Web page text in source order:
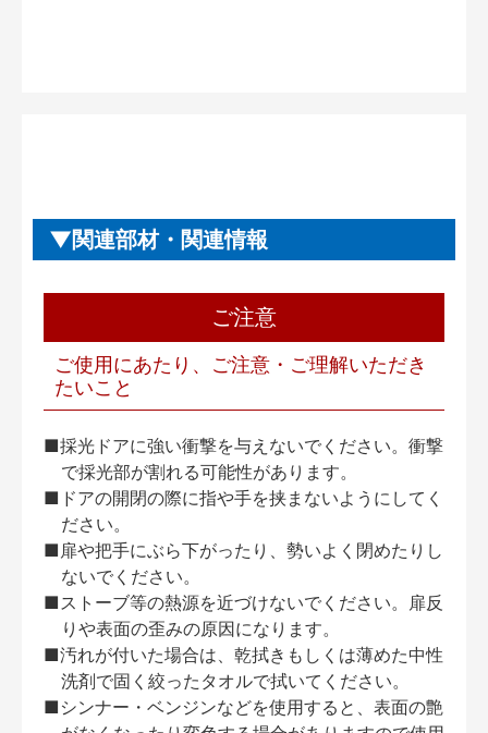
関連部材・関連情報
ご注意
ご使用にあたり、ご注意・ご理解いただき
たいこと
■採光ドアに強い衝撃を与えないでください。衝撃
で採光部が割れる可能性があります。
■ドアの開閉の際に指や手を挟まないようにしてく
ださい。
■扉や把手にぶら下がったり、勢いよく閉めたりし
ないでください。
■ストーブ等の熱源を近づけないでください。扉反
りや表面の歪みの原因になります。
■汚れが付いた場合は、乾拭きもしくは薄めた中性
洗剤で固く絞ったタオルで拭いてください。
■シンナー・ベンジンなどを使用すると、表面の艶